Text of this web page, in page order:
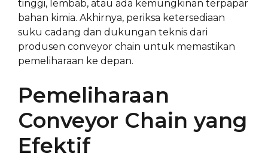
tinggi, lembab, atau ada kemungkinan terpapar
bahan kimia. Akhirnya, periksa ketersediaan
suku cadang dan dukungan teknis dari
produsen conveyor chain untuk memastikan
pemeliharaan ke depan.
Pemeliharaan
Conveyor Chain yang
Efektif